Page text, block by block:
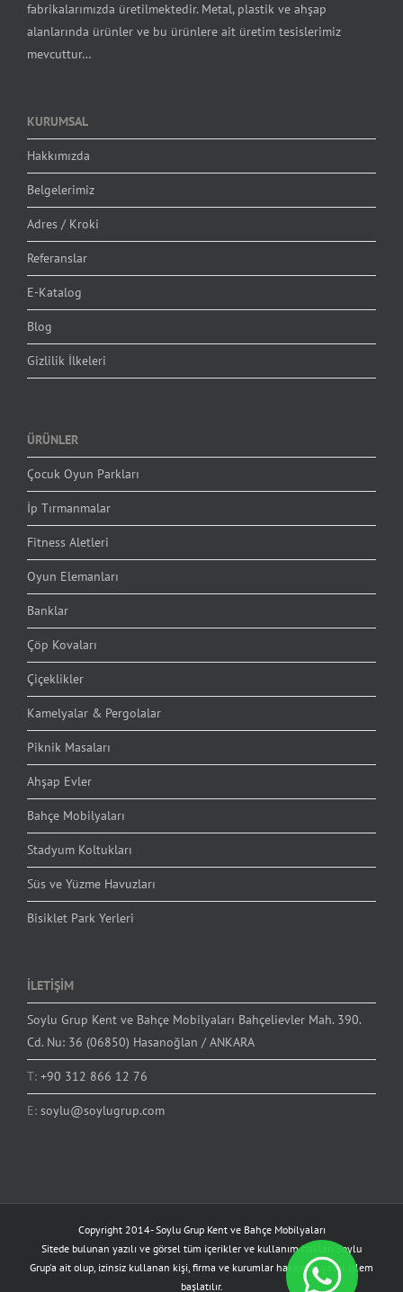
fabrikalarımızda üretilmektedir. Metal, plastik ve ahşap
alanlarında ürünler ve bu ürünlere ait üretim tesislerimiz
mevcuttur…
KURUMSAL
Hakkımızda
Belgelerimiz
Adres / Kroki
Referanslar
E-Katalog
Blog
Gizlilik İlkeleri
ÜRÜNLER
Çocuk Oyun Parkları
İp Tırmanmalar
Fitness Aletleri
Oyun Elemanları
Banklar
Çöp Kovaları
Çiçeklikler
Kamelyalar & Pergolalar
Piknik Masaları
Ahşap Evler
Bahçe Mobilyaları
Stadyum Koltukları
Süs ve Yüzme Havuzları
Bisiklet Park Yerleri
İLETİŞİM
Soylu Grup Kent ve Bahçe Mobilyaları Bahçelievler Mah. 390.
Cd. Nu: 36 (06850) Hasanoğlan / ANKARA
T: +90 312 866 12 76
E: soylu@soylugrup.com
Copyright 2014-Soylu Grup Kent ve Bahçe Mobilyaları
Sitede bulunan yazılı ve görsel tüm içerikler ve kullanım hakları Soylu
Grup'a ait olup, izinsiz kullanan kişi, firma ve kurumlar hakkında yasal işlem
başlatılır.